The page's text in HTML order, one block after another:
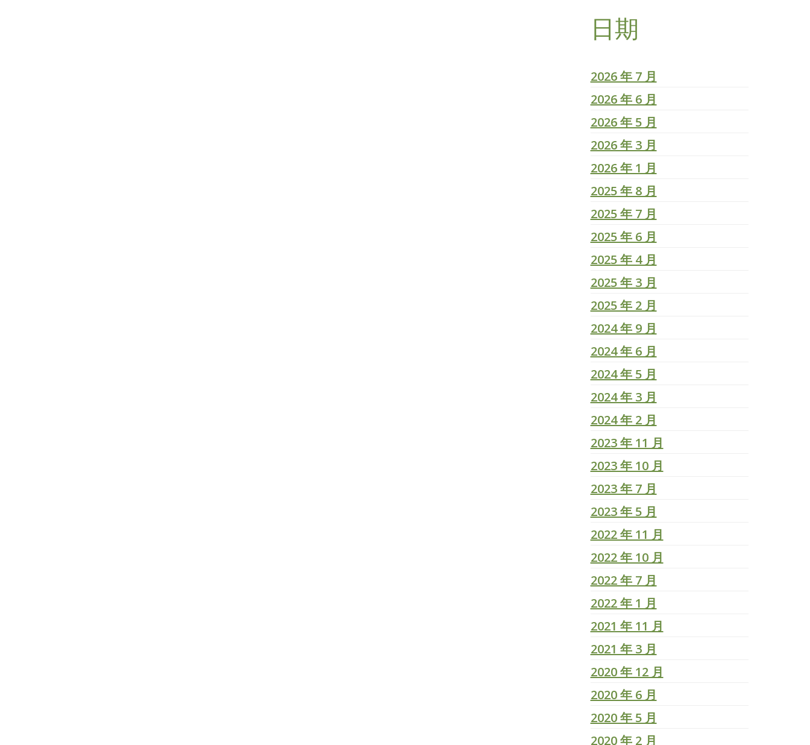
日期
2026 年 7 月
2026 年 6 月
2026 年 5 月
2026 年 3 月
2026 年 1 月
2025 年 8 月
2025 年 7 月
2025 年 6 月
2025 年 4 月
2025 年 3 月
2025 年 2 月
2024 年 9 月
2024 年 6 月
2024 年 5 月
2024 年 3 月
2024 年 2 月
2023 年 11 月
2023 年 10 月
2023 年 7 月
2023 年 5 月
2022 年 11 月
2022 年 10 月
2022 年 7 月
2022 年 1 月
2021 年 11 月
2021 年 3 月
2020 年 12 月
2020 年 6 月
2020 年 5 月
2020 年 2 月